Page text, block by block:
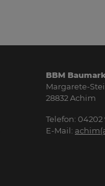
BBM
Margarete-
28832 Achim
Telefon: 04202
E-Mail: